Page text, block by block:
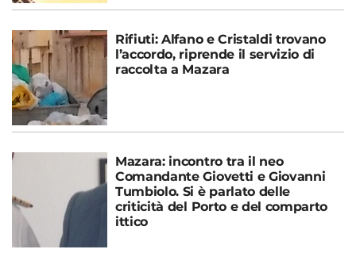
Rifiuti: Alfano e Cristaldi trovano
l’accordo, riprende il servizio di
raccolta a Mazara
Mazara: incontro tra il neo
Comandante Giovetti e Giovanni
Tumbiolo. Si è parlato delle
criticità del Porto e del comparto
ittico